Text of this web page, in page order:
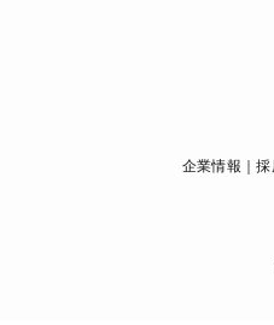
企業情報 採